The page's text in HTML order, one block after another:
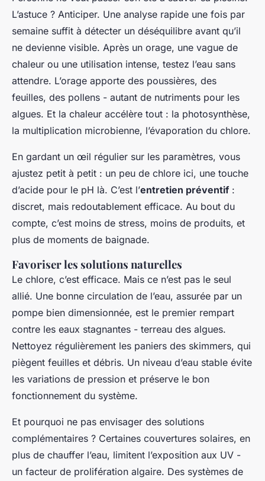
L’astuce ? Anticiper. Une analyse rapide une fois par
semaine suffit à détecter un déséquilibre avant qu’il
ne devienne visible. Après un orage, une vague de
chaleur ou une utilisation intense, testez l’eau sans
attendre. L’orage apporte des poussières, des
feuilles, des pollens - autant de nutriments pour les
algues. Et la chaleur accélère tout : la photosynthèse,
la multiplication microbienne, l’évaporation du chlore.
En gardant un œil régulier sur les paramètres, vous
ajustez petit à petit : un peu de chlore ici, une touche
d’acide pour le pH là. C’est l’entretien préventif :
discret, mais redoutablement efficace. Au bout du
compte, c’est moins de stress, moins de produits, et
plus de moments de baignade.
Favoriser les solutions naturelles
Le chlore, c’est efficace. Mais ce n’est pas le seul
allié. Une bonne circulation de l’eau, assurée par un
pompe bien dimensionnée, est le premier rempart
contre les eaux stagnantes - terreau des algues.
Nettoyez régulièrement les paniers des skimmers, qui
piègent feuilles et débris. Un niveau d’eau stable évite
les variations de pression et préserve le bon
fonctionnement du système.
Et pourquoi ne pas envisager des solutions
complémentaires ? Certaines couvertures solaires, en
plus de chauffer l’eau, limitent l’exposition aux UV -
un facteur de prolifération algaire. Des systèmes de